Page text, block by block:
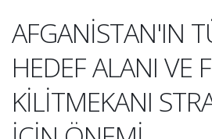
AFGANİSTAN'IN
HEDEF ALANI VE
KİLİTMEKANI